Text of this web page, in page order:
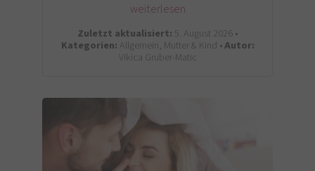
weiterlesen
Zuletzt aktualisiert: 5. August 2026 •
Kategorien: Allgemein, Mutter & Kind •Autor:
Vikica Gruber-Matic